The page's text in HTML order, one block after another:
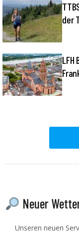
der
LFH
Neuer
Unseren neuen